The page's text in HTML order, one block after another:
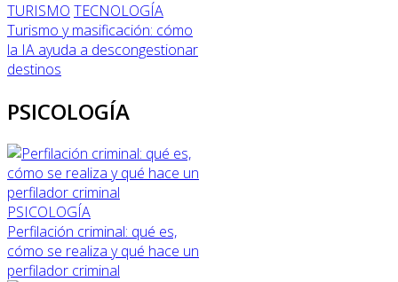
TURISMO TECNOLOGÍA
Turismo y masificación: cómo
la IA ayuda a descongestionar
destinos
PSICOLOGÍA
PSICOLOGÍA
Perfilación criminal: qué es,
cómo se realiza y qué hace un
perfilador criminal